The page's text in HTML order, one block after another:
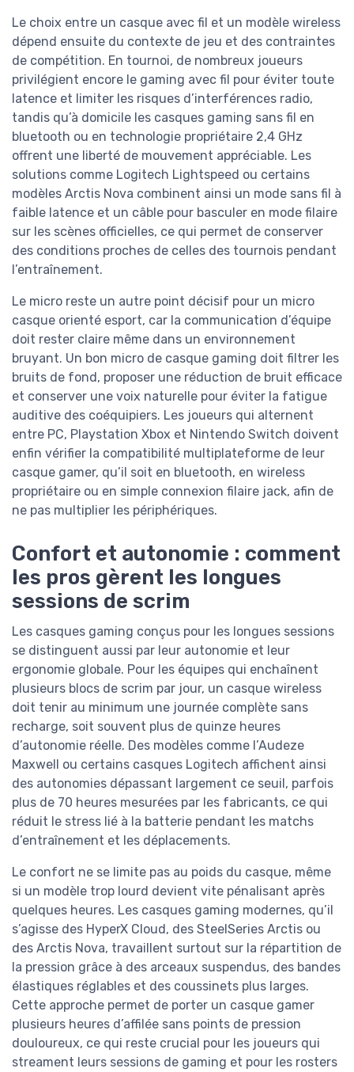
Le choix entre un casque avec fil et un modèle wireless
dépend ensuite du contexte de jeu et des contraintes
de compétition. En tournoi, de nombreux joueurs
privilégient encore le gaming avec fil pour éviter toute
latence et limiter les risques d’interférences radio,
tandis qu’à domicile les casques gaming sans fil en
bluetooth ou en technologie propriétaire 2,4 GHz
offrent une liberté de mouvement appréciable. Les
solutions comme Logitech Lightspeed ou certains
modèles Arctis Nova combinent ainsi un mode sans fil à
faible latence et un câble pour basculer en mode filaire
sur les scènes officielles, ce qui permet de conserver
des conditions proches de celles des tournois pendant
l’entraînement.
Le micro reste un autre point décisif pour un micro
casque orienté esport, car la communication d’équipe
doit rester claire même dans un environnement
bruyant. Un bon micro de casque gaming doit filtrer les
bruits de fond, proposer une réduction de bruit efficace
et conserver une voix naturelle pour éviter la fatigue
auditive des coéquipiers. Les joueurs qui alternent
entre PC, Playstation Xbox et Nintendo Switch doivent
enfin vérifier la compatibilité multiplateforme de leur
casque gamer, qu’il soit en bluetooth, en wireless
propriétaire ou en simple connexion filaire jack, afin de
ne pas multiplier les périphériques.
Confort et autonomie : comment
les pros gèrent les longues
sessions de scrim
Les casques gaming conçus pour les longues sessions
se distinguent aussi par leur autonomie et leur
ergonomie globale. Pour les équipes qui enchaînent
plusieurs blocs de scrim par jour, un casque wireless
doit tenir au minimum une journée complète sans
recharge, soit souvent plus de quinze heures
d’autonomie réelle. Des modèles comme l’Audeze
Maxwell ou certains casques Logitech affichent ainsi
des autonomies dépassant largement ce seuil, parfois
plus de 70 heures mesurées par les fabricants, ce qui
réduit le stress lié à la batterie pendant les matchs
d’entraînement et les déplacements.
Le confort ne se limite pas au poids du casque, même
si un modèle trop lourd devient vite pénalisant après
quelques heures. Les casques gaming modernes, qu’il
s’agisse des HyperX Cloud, des SteelSeries Arctis ou
des Arctis Nova, travaillent surtout sur la répartition de
la pression grâce à des arceaux suspendus, des bandes
élastiques réglables et des coussinets plus larges.
Cette approche permet de porter un casque gamer
plusieurs heures d’affilée sans points de pression
douloureux, ce qui reste crucial pour les joueurs qui
streament leurs sessions de gaming et pour les rosters